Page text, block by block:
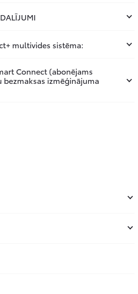
multivides sistēma:
Connect (abonējams
izmēģinājuma